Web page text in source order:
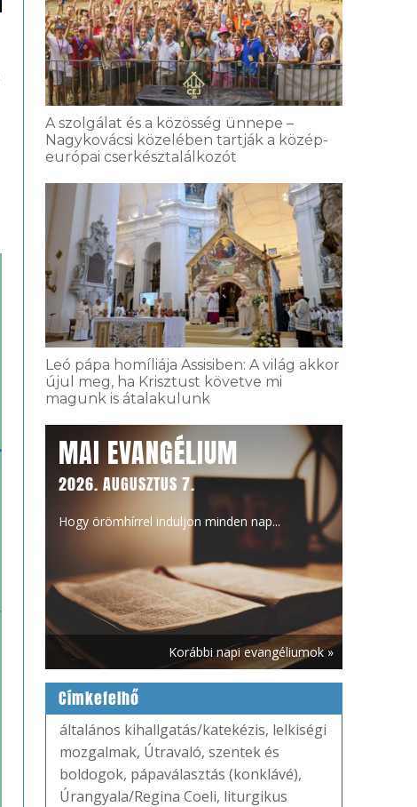
A szolgálat és a közösség ünnepe –
Nagykovácsi közelében tartják a közép-
európai cserkésztalálkozót
Leó pápa homíliája Assisiben: A világ akkor
újul meg, ha Krisztust követve mi
magunk is átalakulunk
MAI EVANGÉLIUM
2026. AUGUSZTUS 7.
Hogy örömhírrel induljon minden nap...
Korábbi napi evangéliumok »
Címkefelhő
általános kihallgatás/katekézis, lelkiségi
mozgalmak, Útravaló, szentek és
boldogok, pápaválasztás (konklávé),
Úrangyala/Regina Coeli, liturgikus